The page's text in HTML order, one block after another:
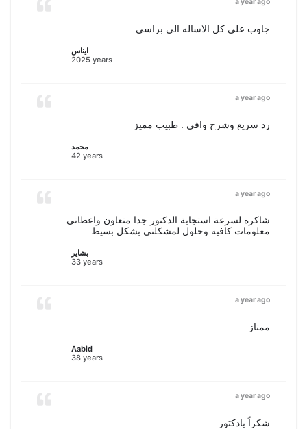
جاوب على كل الاساله الي براسي
ايناس
2025 years
a year ago
رد سريع وشرح وافي . طبيب مميز
محمد
42 years
a year ago
شاكره لسرعة استجابة الدكتور جدا متعاون واعطاني
معلومات كافيه وحلول لمشكلتي بشكل بسيط
بشاير
33 years
a year ago
ممتاز
Aabid
38 years
a year ago
شكراً يادكتور